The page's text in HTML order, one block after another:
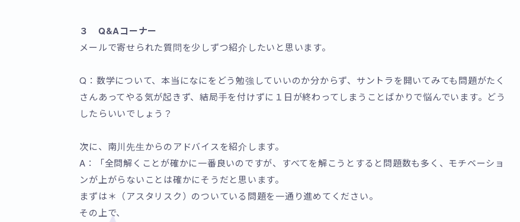
３ Q&Aコーナー
メールで寄せられた質問を少しずつ紹介したいと思います。
Q：数学について、本当になにをどう勉強していいのか分からず、サントラを開いてみても問題がたく
さんあってやる気が起きず、結局手を付けずに１日が終わってしまうことばかりで悩んでいます。どう
したらいいでしょう？
次に、南川先生からのアドバイスを紹介します。
A：「全問解くことが確かに一番良いのですが、すべてを解こうとすると問題数も多く、モチベーショ
ンが上がらないことは確かにそうだと思います。
まずは＊（アスタリスク）のついている問題を一通り進めてください。
その上で、